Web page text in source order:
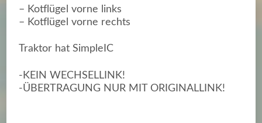
– Kotflügel vorne links
– Kotflügel vorne rechts
Traktor hat SimpleIC
-KEIN WECHSELLINK!
-ÜBERTRAGUNG NUR MIT ORIGINALLINK!